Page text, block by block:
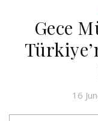
Gece
16